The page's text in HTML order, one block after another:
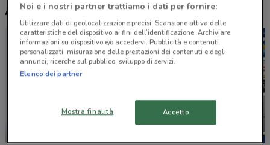
Altri volantini nelle vicinanze
Noi e i nostri partner trattiamo i dati per fornire:
Utilizzare dati di geolocalizzazione precisi. Scansione attiva delle
caratteristiche del dispositivo ai fini dell’identificazione. Archiviare
informazioni su dispositivo e/o accedervi. Pubblicità e contenuti
personalizzati, misurazione delle prestazioni dei contenuti e degli
annunci, ricerche sul pubblico, sviluppo di servizi.
Elenco dei partner
Mostra finalità Accetto